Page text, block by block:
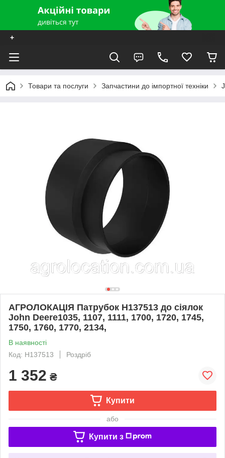
+
Товари та послуги Запчастини до імпортної техніки
АГРОЛОКАЦІЯ Патрубок H137513 до сіялок
John Deere1035, 1107, 1111, 1700, 1720, 1745,
1750, 1760, 1770, 2134,
В наявності
Код: H137513
Роздріб
1 352 ₴
Купити
або
Купити з